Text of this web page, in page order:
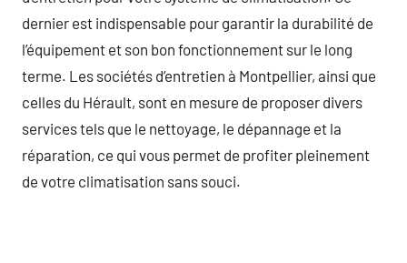
dernier est indispensable pour garantir la durabilité de
l’équipement et son bon fonctionnement sur le long
terme. Les sociétés d’entretien à Montpellier, ainsi que
celles du Hérault, sont en mesure de proposer divers
services tels que le nettoyage, le dépannage et la
réparation, ce qui vous permet de profiter pleinement
de votre climatisation sans souci.